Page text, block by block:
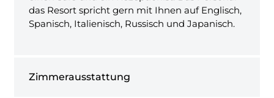
das Resort spricht gern mit Ihnen auf Englisch,
Spanisch, Italienisch, Russisch und Japanisch.
Zimmerausstattung